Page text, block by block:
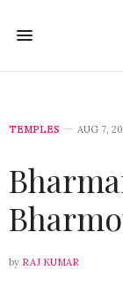
TEMPLES AUG 7,
by RAJ KUMAR